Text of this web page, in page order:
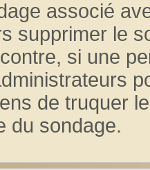
associé
supprimer le
si une
de truquer
du sondage.